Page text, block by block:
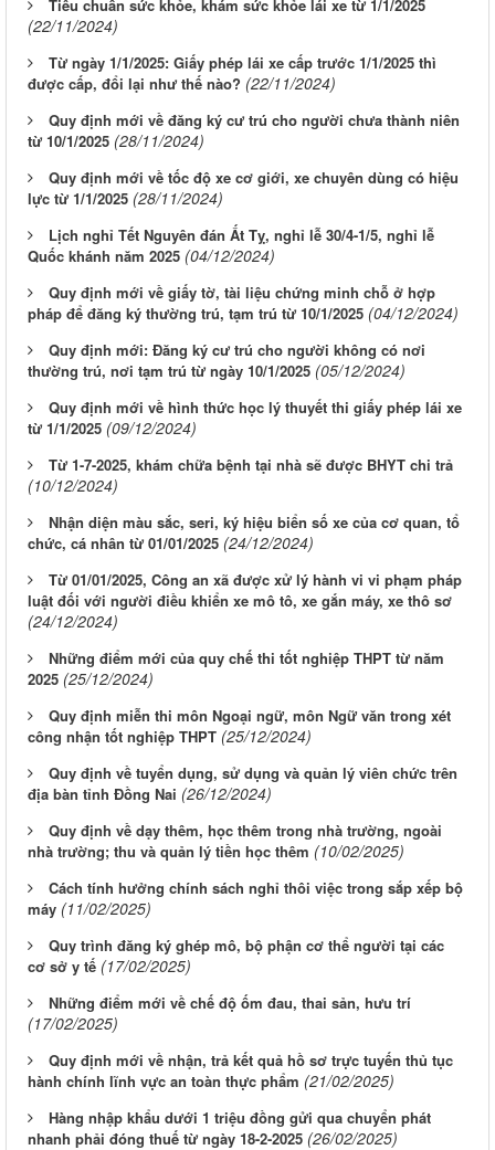
Tiêu chuẩn sức khỏe, khám sức khỏe lái xe từ 1/1/2025
(22/11/2024)
Từ ngày 1/1/2025: Giấy phép lái xe cấp trước 1/1/2025 thì
được cấp, đổi lại như thế nào? (22/11/2024)
Quy định mới về đăng ký cư trú cho người chưa thành niên
từ 10/1/2025 (28/11/2024)
Quy định mới về tốc độ xe cơ giới, xe chuyên dùng có hiệu
lực từ 1/1/2025 (28/11/2024)
Lịch nghỉ Tết Nguyên đán Ất Tỵ, nghỉ lễ 30/4-1/5, nghỉ lễ
Quốc khánh năm 2025 (04/12/2024)
Quy định mới về giấy tờ, tài liệu chứng minh chỗ ở hợp
pháp để đăng ký thường trú, tạm trú từ 10/1/2025 (04/12/2024)
Quy định mới: Đăng ký cư trú cho người không có nơi
thường trú, nơi tạm trú từ ngày 10/1/2025 (05/12/2024)
Quy định mới về hình thức học lý thuyết thi giấy phép lái xe
từ 1/1/2025 (09/12/2024)
Từ 1-7-2025, khám chữa bệnh tại nhà sẽ được BHYT chi trả
(10/12/2024)
Nhận diện màu sắc, seri, ký hiệu biển số xe của cơ quan, tổ
chức, cá nhân từ 01/01/2025 (24/12/2024)
Từ 01/01/2025, Công an xã được xử lý hành vi vi phạm pháp
luật đối với người điều khiển xe mô tô, xe gắn máy, xe thô sơ
(24/12/2024)
Những điểm mới của quy chế thi tốt nghiệp THPT từ năm
2025 (25/12/2024)
Quy định miễn thi môn Ngoại ngữ, môn Ngữ văn trong xét
công nhận tốt nghiệp THPT (25/12/2024)
Quy định về tuyển dụng, sử dụng và quản lý viên chức trên
địa bàn tỉnh Đồng Nai (26/12/2024)
Quy định về dạy thêm, học thêm trong nhà trường, ngoài
nhà trường; thu và quản lý tiền học thêm (10/02/2025)
Cách tính hưởng chính sách nghỉ thôi việc trong sắp xếp bộ
máy (11/02/2025)
Quy trình đăng ký ghép mô, bộ phận cơ thể người tại các
cơ sở y tế (17/02/2025)
Những điểm mới về chế độ ốm đau, thai sản, hưu trí
(17/02/2025)
Quy định mới về nhận, trả kết quả hồ sơ trực tuyến thủ tục
hành chính lĩnh vực an toàn thực phẩm (21/02/2025)
Hàng nhập khẩu dưới 1 triệu đồng gửi qua chuyển phát
nhanh phải đóng thuế từ ngày 18-2-2025 (26/02/2025)